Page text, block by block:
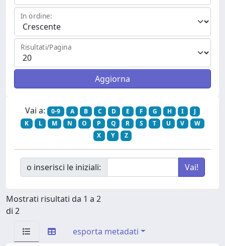
In ordine:
Risultati/Pagina
Vai a: 0-9 A B C D E F G H I
J
K
L M N O P Q R S T U V
W
X
Y Z
o inserisci le iniziali:
Mostrati risultati da 1 a 2
di 2
esporta metadati